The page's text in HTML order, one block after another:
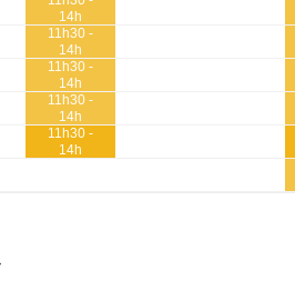
14h
11h30 -
14h
11h30 -
14h
11h30 -
14h
11h30 -
14h